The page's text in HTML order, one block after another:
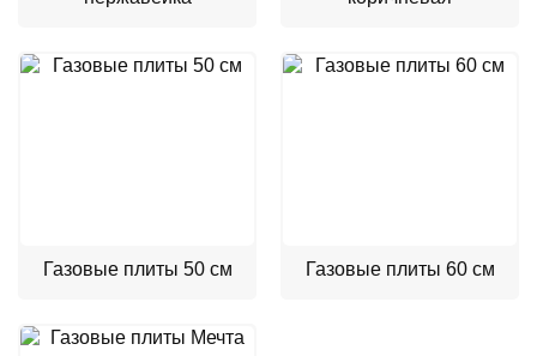
Газовые плиты 50 см Газовые плиты 60 см